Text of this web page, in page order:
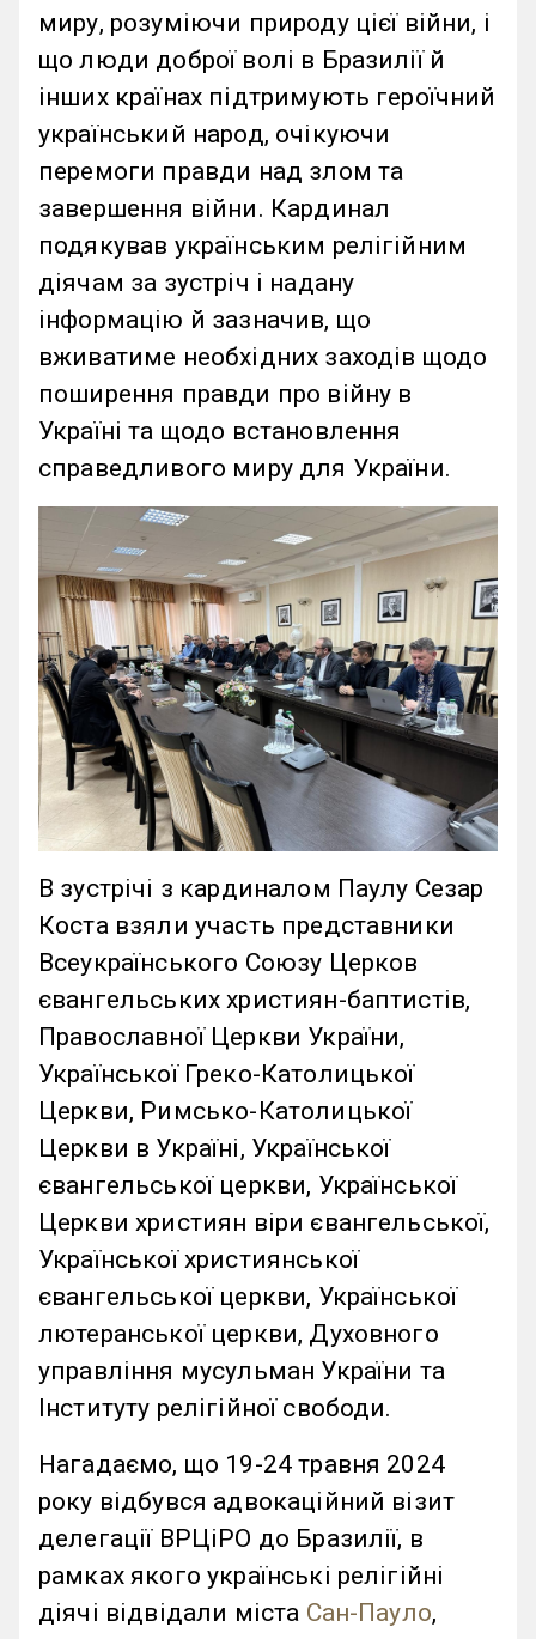
миру, розуміючи природу цієї війни, і
що люди доброї волі в Бразилії й
інших країнах підтримують героїчний
український народ, очікуючи
перемоги правди над злом та
завершення війни. Кардинал
подякував українським релігійним
діячам за зустріч і надану
інформацію й зазначив, що
вживатиме необхідних заходів щодо
поширення правди про війну в
Україні та щодо встановлення
справедливого миру для України.
В зустрічі з кардиналом Паулу Сезар
Коста взяли участь представники
Всеукраїнського Союзу Церков
євангельських християн-баптистів,
Православної Церкви України,
Української Греко-Католицької
Церкви, Римсько-Католицької
Церкви в Україні, Української
євангельської церкви, Української
Церкви християн віри євангельської,
Української християнської
євангельської церкви, Української
лютеранської церкви, Духовного
управління мусульман України та
Інституту релігійної свободи.
Нагадаємо, що 19-24 травня 2024
року відбувся адвокаційний візит
делегації ВРЦіРО до Бразилії, в
рамках якого українські релігійні
діячі відвідали міста Сан-Пауло,